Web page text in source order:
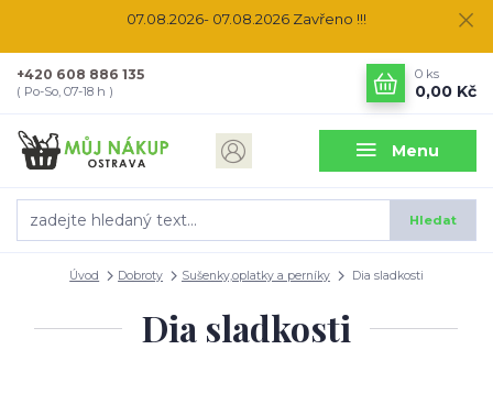
07.08.2026- 07.08.2026 Zavřeno !!!
Menu
Hledat
+420 608 886 135
( Po-So, 07-18 h )
0 ks
0,00 Kč
Úvod Dobroty Sušenky,oplatky a perníky Dia sladkosti
Dia sladkosti